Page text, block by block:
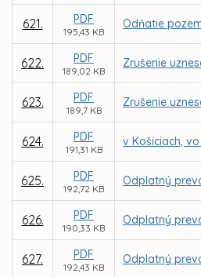
621. PDF
195,43 KB
Odňatie
622. PDF
189,02 KB
Zrušenie
623. PDF
189,7 KB
Zrušenie
624. PDF
191,31 KB
v Košiciach,
625. PDF
192,72 KB
Odplatný
626. PDF
190,33 KB
Odplatný
627. PDF
192,43 KB
Odplatný